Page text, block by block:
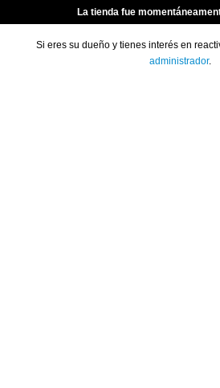
La tienda fue
Si eres su dueño y tienes interés en
administrador.